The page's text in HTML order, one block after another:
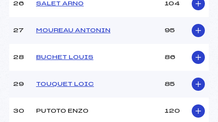
26 SALET ARNO 104
27 MOUREAU ANTONIN 95
28 BUCHET LOUIS 86
29 TOUQUET LOIC 85
30 PUTOTO ENZO 120